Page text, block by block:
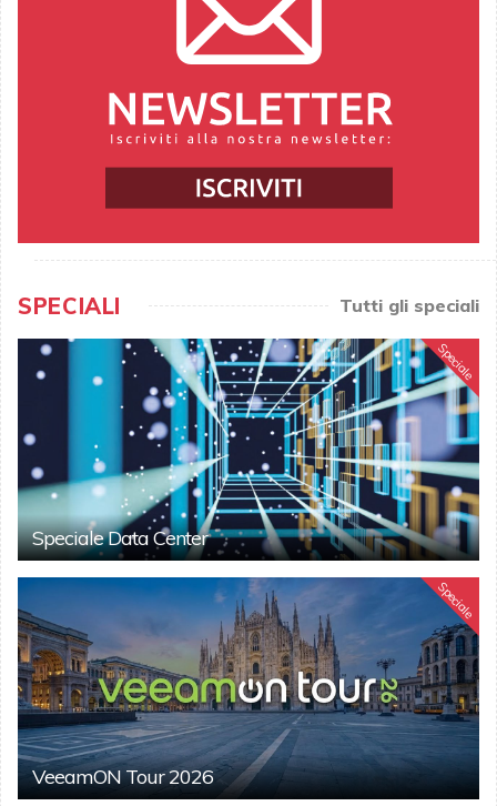
SPECIALI Tutti gli speciali
Speciale
Speciale Data Center
Speciale
VeeamON Tour 2026